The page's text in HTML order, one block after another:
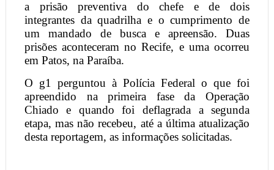
a prisão preventiva do chefe e de dois
integrantes da quadrilha e o cumprimento de
um mandado de busca e apreensão. Duas
prisões aconteceram no Recife, e uma ocorreu
em Patos, na Paraíba.
O g1 perguntou à Polícia Federal o que foi
apreendido na primeira fase da Operação
Chiado e quando foi deflagrada a segunda
etapa, mas não recebeu, até a última atualização
desta reportagem, as informações solicitadas.